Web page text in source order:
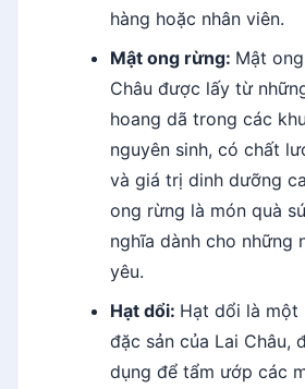
hàng hoặc nhân viên.
Mật ong rừng: Mật
Châu được lấy từ
hoang dã trong các
nguyên sinh, có chất
và giá trị dinh dưỡng
ong rừng là món quà
nghĩa dành cho những
yêu.
Hạt dổi: Hạt dổi là một
đặc sản của Lai Châu,
dụng để tẩm ướp các